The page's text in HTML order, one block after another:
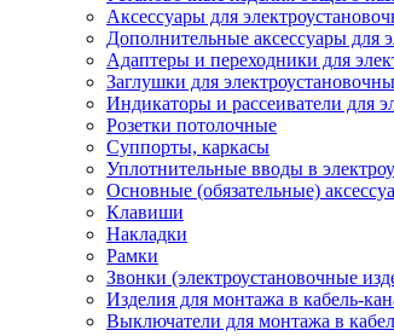
Аксессуары для
Дополнительные аксессуары для
Адаптеры и переходники для
Заглушки для
Индикаторы и рассеиватели для
Розетки потолочные
Суппорты, каркасы
Уплотнительные вводы в
Основные (обязательные)
Клавиши
Накладки
Рамки
Звонки (электроустановочные
Изделия для монтажа в кабель-
Выключатели для монтажа в